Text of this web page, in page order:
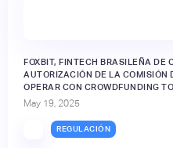
FOXBIT, FINTECH BRASILEÑA DE
AUTORIZACIÓN DE LA COMISIÓN
OPERAR CON CROWDFUNDING
May 19, 2025
REGULACIÓN